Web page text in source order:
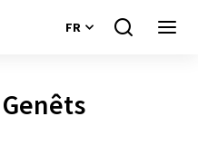
FR
Je